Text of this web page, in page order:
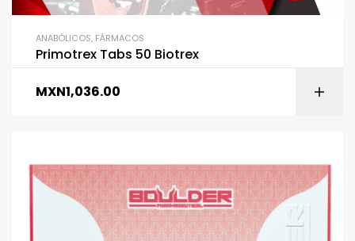
ANABÓLICOS, FÁRMACOS
Primotrex Tabs 50 Biotrex
MXN1,036.00